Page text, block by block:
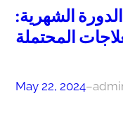
الشهرية:
المحتملة
May 22, 2024–